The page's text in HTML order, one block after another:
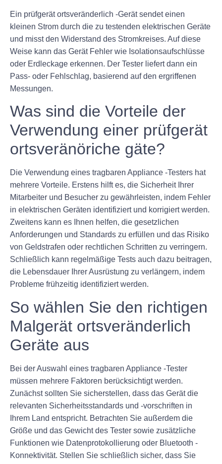
Ein prüfgerät ortsveränderlich -Gerät sendet einen
kleinen Strom durch die zu testenden elektrischen Geräte
und misst den Widerstand des Stromkreises. Auf diese
Weise kann das Gerät Fehler wie Isolationsaufschlüsse
oder Erdleckage erkennen. Der Tester liefert dann ein
Pass- oder Fehlschlag, basierend auf den ergriffenen
Messungen.
Was sind die Vorteile der
Verwendung einer prüfgerät
ortsveränöriche gäte?
Die Verwendung eines tragbaren Appliance -Testers hat
mehrere Vorteile. Erstens hilft es, die Sicherheit Ihrer
Mitarbeiter und Besucher zu gewährleisten, indem Fehler
in elektrischen Geräten identifiziert und korrigiert werden.
Zweitens kann es Ihnen helfen, die gesetzlichen
Anforderungen und Standards zu erfüllen und das Risiko
von Geldstrafen oder rechtlichen Schritten zu verringern.
Schließlich kann regelmäßige Tests auch dazu beitragen,
die Lebensdauer Ihrer Ausrüstung zu verlängern, indem
Probleme frühzeitig identifiziert werden.
So wählen Sie den richtigen
Malgerät ortsveränderlich
Geräte aus
Bei der Auswahl eines tragbaren Appliance -Tester
müssen mehrere Faktoren berücksichtigt werden.
Zunächst sollten Sie sicherstellen, dass das Gerät die
relevanten Sicherheitsstandards und -vorschriften in
Ihrem Land entspricht. Betrachten Sie außerdem die
Größe und das Gewicht des Tester sowie zusätzliche
Funktionen wie Datenprotokollierung oder Bluetooth -
Konnektivität. Stellen Sie schließlich sicher, dass Sie